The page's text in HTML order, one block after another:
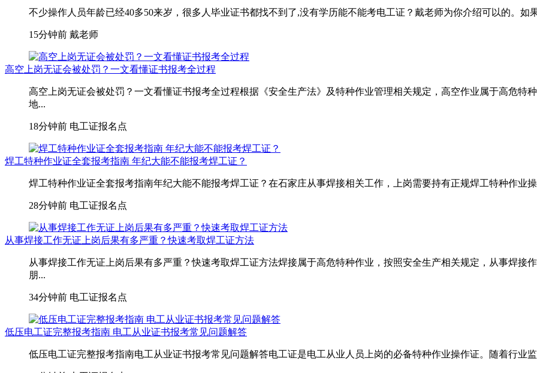
不少操作人员年龄已经40多50来岁，很多人毕业证书都找不到了,没有学历能不能考电工证？戴老师为你介绍可以的。
15分钟前 戴老师
高空上岗无证会被处罚？一文看懂证书报考全过程
高空上岗无证会被处罚？一文看懂证书报考全过程根据《安全生产法》及特种作业管理相关规定，高空作业属于高危特
地...
18分钟前 电工证报名点
焊工特种作业证全套报考指南 年纪大能不能报考焊工证？
焊工特种作业证全套报考指南年纪大能不能报考焊工证？在石家庄从事焊接相关工作，上岗需要持有正规焊工特种作业
28分钟前 电工证报名点
从事焊接工作无证上岗后果有多严重？快速考取焊工证方法
从事焊接工作无证上岗后果有多严重？快速考取焊工证方法焊接属于高危特种作业，按照安全生产相关规定，从事焊接
朋...
34分钟前 电工证报名点
低压电工证完整报考指南 电工从业证书报考常见问题解答
低压电工证完整报考指南电工从业证书报考常见问题解答电工证是电工从业人员上岗的必备特种作业操作证。随着行业